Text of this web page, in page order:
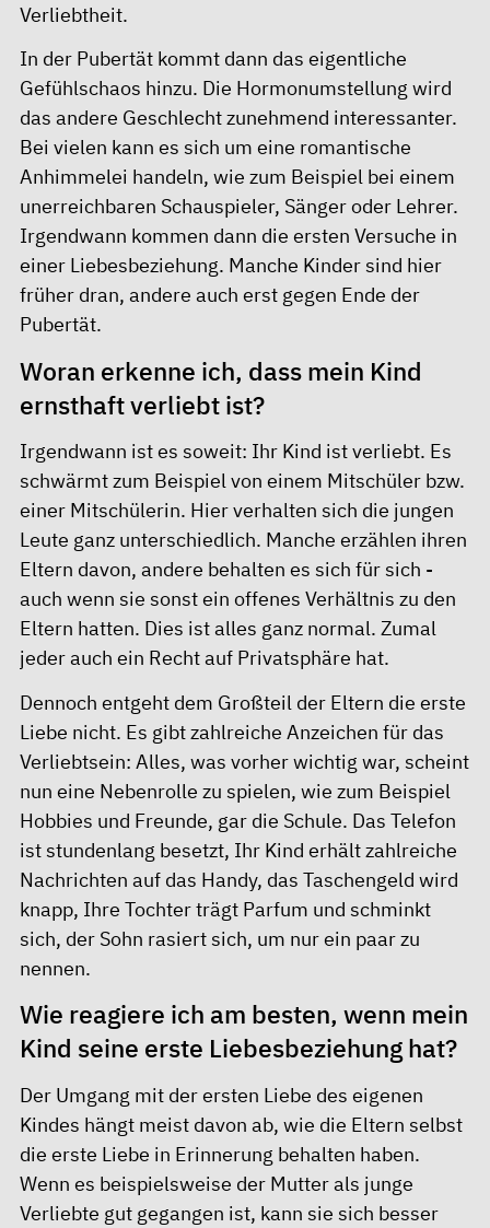
Verliebtheit.
In der Pubertät kommt dann das eigentliche
Gefühlschaos hinzu. Die Hormonumstellung wird
das andere Geschlecht zunehmend interessanter.
Bei vielen kann es sich um eine romantische
Anhimmelei handeln, wie zum Beispiel bei einem
unerreichbaren Schauspieler, Sänger oder Lehrer.
Irgendwann kommen dann die ersten Versuche in
einer Liebesbeziehung. Manche Kinder sind hier
früher dran, andere auch erst gegen Ende der
Pubertät.
Woran erkenne ich, dass mein Kind
ernsthaft verliebt ist?
Irgendwann ist es soweit: Ihr Kind ist verliebt. Es
schwärmt zum Beispiel von einem Mitschüler bzw.
einer Mitschülerin. Hier verhalten sich die jungen
Leute ganz unterschiedlich. Manche erzählen ihren
Eltern davon, andere behalten es sich für sich -
auch wenn sie sonst ein offenes Verhältnis zu den
Eltern hatten. Dies ist alles ganz normal. Zumal
jeder auch ein Recht auf Privatsphäre hat.
Dennoch entgeht dem Großteil der Eltern die erste
Liebe nicht. Es gibt zahlreiche Anzeichen für das
Verliebtsein: Alles, was vorher wichtig war, scheint
nun eine Nebenrolle zu spielen, wie zum Beispiel
Hobbies und Freunde, gar die Schule. Das Telefon
ist stundenlang besetzt, Ihr Kind erhält zahlreiche
Nachrichten auf das Handy, das Taschengeld wird
knapp, Ihre Tochter trägt Parfum und schminkt
sich, der Sohn rasiert sich, um nur ein paar zu
nennen.
Wie reagiere ich am besten, wenn mein
Kind seine erste Liebesbeziehung hat?
Der Umgang mit der ersten Liebe des eigenen
Kindes hängt meist davon ab, wie die Eltern selbst
die erste Liebe in Erinnerung behalten haben.
Wenn es beispielsweise der Mutter als junge
Verliebte gut gegangen ist, kann sie sich besser